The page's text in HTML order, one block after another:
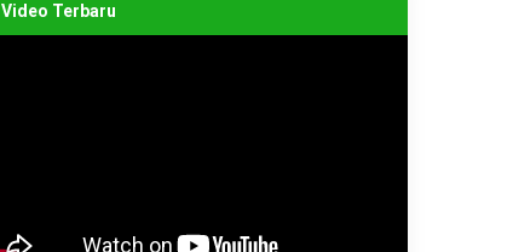
Video Terbaru